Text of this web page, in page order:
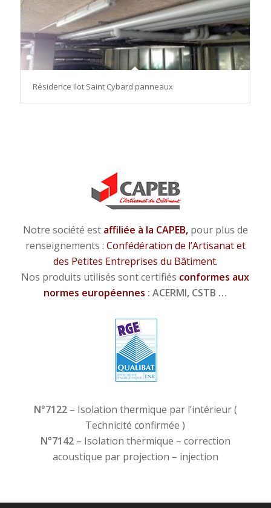
Résidence Ilot Saint Cybard panneaux
Notre société est affiliée à la CAPEB, pour plus de
renseignements : Confédération de l’Artisanat et
des Petites Entreprises du Bâtiment.
Nos produits utilisés sont certifiés conformes aux
normes européennes : ACERMI, CSTB …
N°7122– Isolation thermique par l’intérieur (
Technicité confirmée )
N°7142– Isolation thermique – correction
acoustique par projection – injection